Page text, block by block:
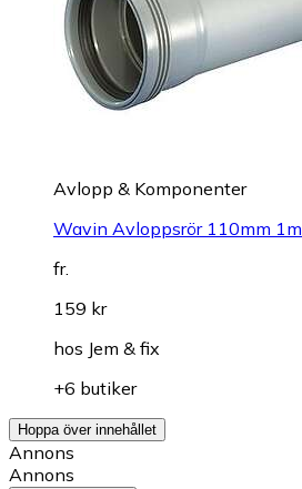
Avlopp & Komponenter
Wavin Avloppsrör 110mm 1m
fr.
159 kr
hos Jem & fix
+6 butiker
Hoppa över innehållet
Annons
Annons